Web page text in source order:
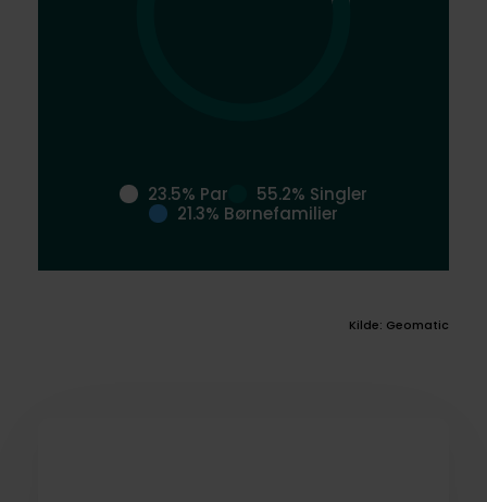
23.5% Par
55.2% Singler
21.3% Børnefamilier
Kilde: Geomatic